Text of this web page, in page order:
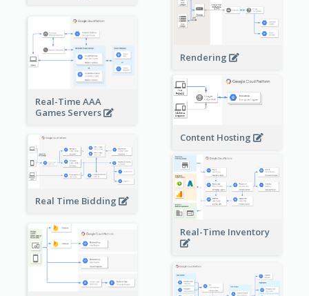
Rendering
Real-Time AAA
Games Servers
Content Hosting
Real Time Bidding
Real-Time Inventory